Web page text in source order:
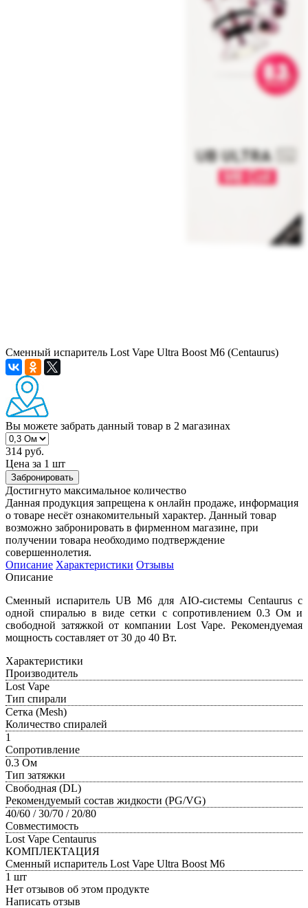
Сменный испаритель Lost Vape Ultra Boost M6 (Centaurus)
Вы можете забрать данный товар в 2 магазинах
314 руб.
Цена за 1 шт
Забронировать
Достигнуто максимальное количество
Данная продукция запрещена к онлайн продаже, информация
о товаре несёт ознакомительный характер. Данный товар
возможно забронировать в фирменном магазине, при
получении товара необходимо подтверждение
совершеннолетия.
Описание Характеристики Отзывы
Описание
Сменный испаритель UB M6 для AIO-системы Centaurus с
одной спиралью в виде сетки с сопротивлением 0.3 Ом и
свободной затяжкой от компании Lost Vape. Рекомендуемая
мощность составляет от 30 до 40 Вт.
Характеристики
Производитель
Lost Vape
Тип спирали
Сетка (Mesh)
Количество спиралей
1
Сопротивление
0.3 Ом
Тип затяжки
Свободная (DL)
Рекомендуемый состав жидкости (PG/VG)
40/60 / 30/70 / 20/80
Совместимость
Lost Vape Centaurus
КОМПЛЕКТАЦИЯ
Сменный испаритель Lost Vape Ultra Boost M6
1 шт
Нет отзывов об этом продукте
Написать отзыв